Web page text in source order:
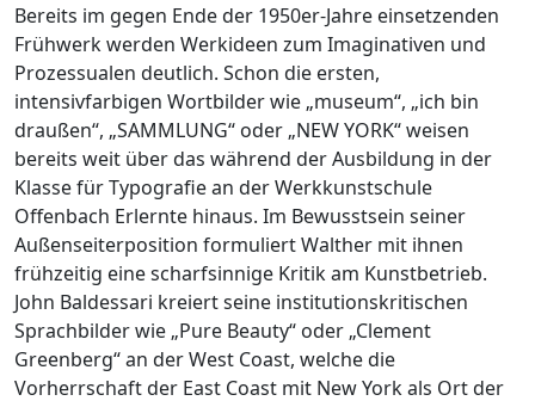
Bereits im gegen Ende der 1950er-Jahre einsetzenden
Frühwerk werden Werkideen zum Imaginativen und
Prozessualen deutlich. Schon die ersten,
intensivfarbigen Wortbilder wie „museum“, „ich bin
draußen“, „SAMMLUNG“ oder „NEW YORK“ weisen
bereits weit über das während der Ausbildung in der
Klasse für Typografie an der Werkkunstschule
Offenbach Erlernte hinaus. Im Bewusstsein seiner
Außenseiterposition formuliert Walther mit ihnen
frühzeitig eine scharfsinnige Kritik am Kunstbetrieb.
John Baldessari kreiert seine institutionskritischen
Sprachbilder wie „Pure Beauty“ oder „Clement
Greenberg“ an der West Coast, welche die
Vorherrschaft der East Coast mit New York als Ort der